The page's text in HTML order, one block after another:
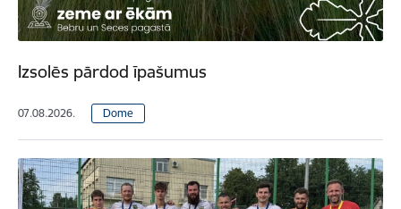
Izsolēs pārdod īpašumus
07.08.2026. Dome